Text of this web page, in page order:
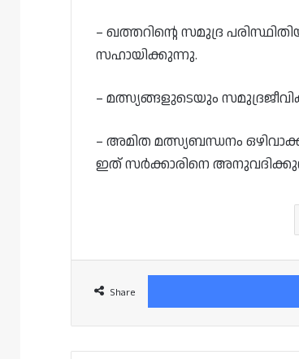
– ഖത്തറിന്റെ സമുദ്ര
സഹായിക്കുന്നു.
– മത്സ്യങ്ങളുടെയും
– അമിത മത്സ്യബന്ധനം
ഇത് സർക്കാരിനെ
Share